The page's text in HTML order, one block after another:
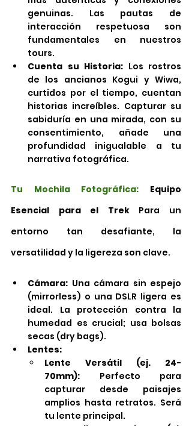
genuinas. Las pautas de
interacción respetuosa son
fundamentales en nuestros
tours.
Cuenta su Historia: Los rostros
de los ancianos Kogui y Wiwa,
curtidos por el tiempo, cuentan
historias increíbles. Capturar su
sabiduría en una mirada, con su
consentimiento, añade una
profundidad inigualable a tu
narrativa fotográfica.
Tu Mochila Fotográfica: Equipo
Esencial para el Trek Para un
entorno tan desafiante, la
versatilidad y la ligereza son clave.
Cámara: Una cámara sin espejo
(mirrorless) o una DSLR ligera es
ideal. La protección contra la
humedad es crucial; usa bolsas
secas (dry bags).
Lentes:
Lente Versátil (ej. 24-
70mm): Perfecto para
capturar desde paisajes
amplios hasta retratos. Será
tu lente principal.